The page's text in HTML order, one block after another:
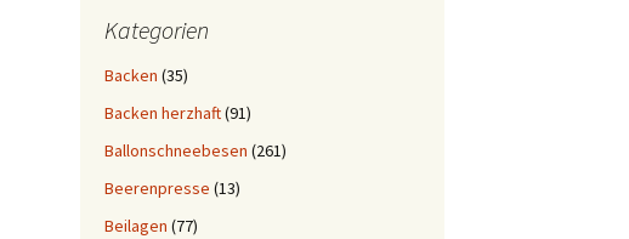
Kategorien
Backen (35)
Backen herzhaft(91)
Ballonschneebesen (261)
Beerenpresse (13)
Beilagen (77)